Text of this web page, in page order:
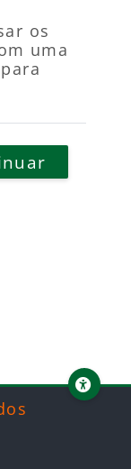
os
uma